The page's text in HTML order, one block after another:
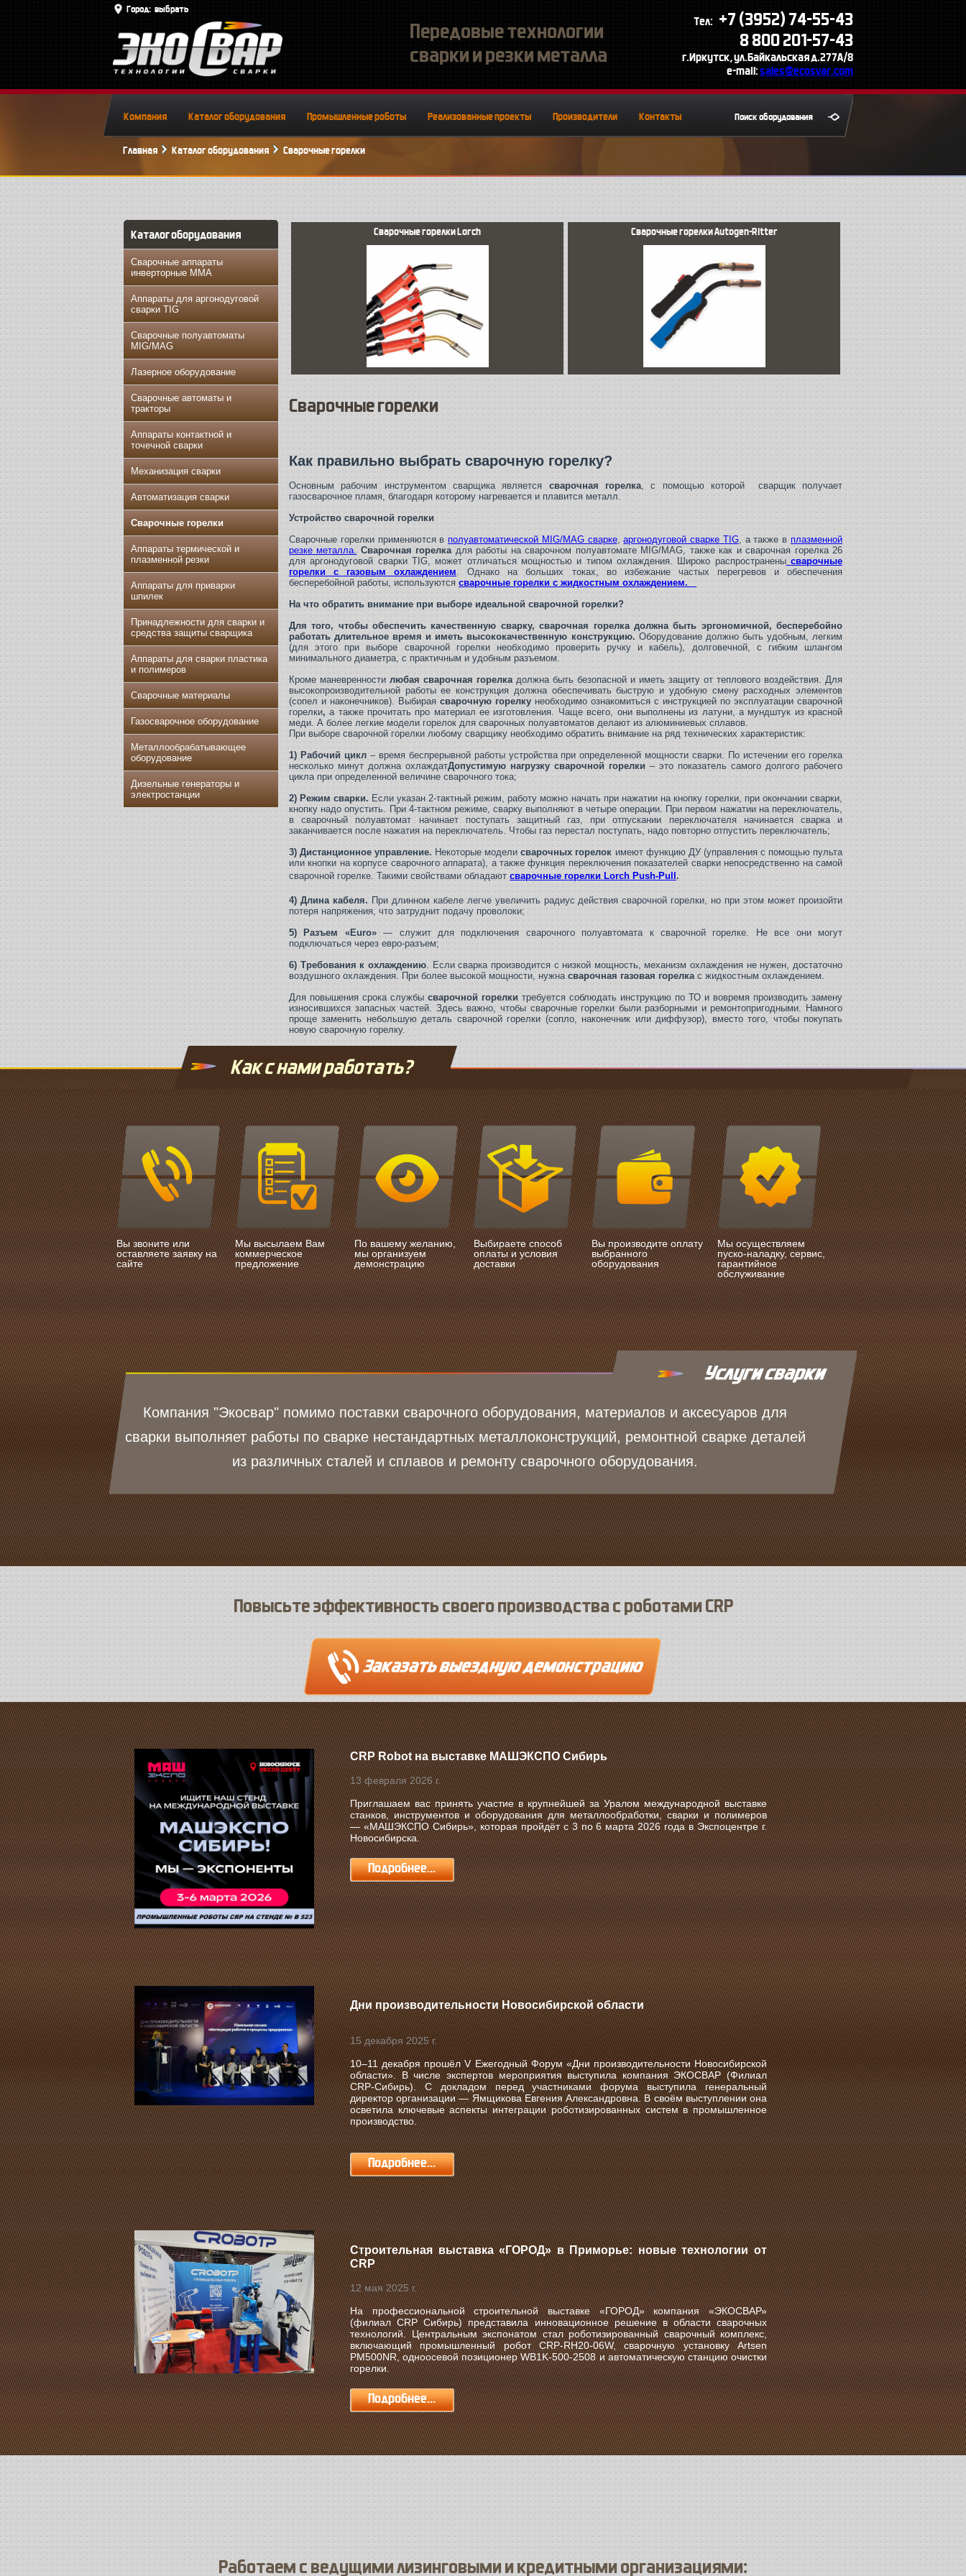
Город: выбрать
Передовые технологии
сварки и резки металла
Тел: +7 (3952) 74-55-43
8 800 201-57-43
г.Иркутск, ул.Байкальская д.277А/8
e-mail:sales@ecosvar.com
Компания Каталог оборудования Промышленные роботы Реализованные проекты Производители Контакты
Главная Каталог оборудования Сварочные горелки
Каталог оборудования
Сварочные аппараты
инверторные MMA
Аппараты для аргонодуговой
сварки TIG
Сварочные полуавтоматы
MIG/MAG
Лазерное оборудование
Сварочные автоматы и
тракторы
Аппараты контактной и
точечной сварки
Механизация сварки
Автоматизация сварки
Сварочные горелки
Аппараты термической и
плазменной резки
Аппараты для приварки
шпилек
Принадлежности для сварки и
средства защиты сварщика
Аппараты для сварки пластика
и полимеров
Сварочные материалы
Газосварочное оборудование
Металлообрабатывающее
оборудование
Дизельные генераторы и
электростанции
Сварочные горелки Lorch Сварочные горелки Autogen-Ritter
Сварочные горелки
Как правильно выбрать сварочную горелку?
Основным рабочим инструментом сварщика является сварочная горелка, с помощью которой сварщик получает
газосварочное пламя, благодаря которому нагревается и плавится металл.
Устройство сварочной горелки
Сварочные горелки применяются вполуавтоматической MIG/MAG сварке,аргонодуговой сварке TIG, а также вплазменной
резке металла. Сварочная горелка для работы на сварочном полуавтомате MIG/MAG, также как и сварочная горелка 26
для аргонодуговой сварки TIG, может отличаться мощностью и типом охлаждения. Широко распространенысварочные
горелки с газовым охлаждением. Однако на больших токах, во избежание частых перегревов и обеспечения
бесперебойной работы, используются сварочные горелки с жидкостным охлаждением.
На что обратить внимание при выборе идеальной сварочной горелки?
Для того, чтобы обеспечить качественную сварку, сварочная горелка должна быть эргономичной, бесперебойно
работать длительное время и иметь высококачественную конструкцию. Оборудование должно быть удобным, легким
(для этого при выборе сварочной горелки необходимо проверить ручку и кабель), долговечной, с гибким шлангом
минимального диаметра, с практичным и удобным разъемом.
Кроме маневренности любая сварочная горелкадолжна быть безопасной и иметь защиту от теплового воздействия. Для
высокопроизводительной работы ее конструкция должна обеспечивать быструю и удобную смену расходных элементов
(сопел и наконечников). Выбирая сварочную горелку необходимо ознакомиться с инструкцией по эксплуатации сварочной
горелки,а также прочитать про материал ее изготовления. Чаще всего, они выполнены из латуни, а мундштук из красной
меди. А более легкие модели горелок для сварочных полуавтоматов делают из алюминиевых сплавов.
При выборе сварочной горелки любому сварщику необходимо обратить внимание на ряд технических характеристик:
1) Рабочий цикл– время беспрерывной работы устройства при определенной мощности сварки. По истечении его горелка
несколько минут должна охлаждатДопустимую нагрузку сварочной горелки – это показатель самого долгого рабочего
цикла при определенной величине сварочного тока;
2) Режим сварки. Если указан 2-тактный режим, работу можно начать при нажатии на кнопку горелки, при окончании сварки,
кнопку надо опустить. При 4-тактном режиме, сварку выполняют в четыре операции. При первом нажатии на переключатель,
в сварочный полуавтомат начинает поступать защитный газ, при отпускании переключателя начинается сварка и
заканчивается после нажатия на переключатель. Чтобы газ перестал поступать, надо повторно отпустить переключатель;
3) Дистанционное управление. Некоторые моделисварочных горелок имеют функцию ДУ (управления с помощью пульта
или кнопки на корпусе сварочного аппарата), а также функция переключения показателей сварки непосредственно на самой
сварочной горелке. Такими свойствами обладают сварочные горелки Lorch Push-Pull .
4) Длина кабеля. При длинном кабеле легче увеличить радиус действия сварочной горелки, но при этом может произойти
потеря напряжения, что затруднит подачу проволоки;
5) Разъем «Euro»— служит для подключения сварочного полуавтомата к сварочной горелке. Не все они могут
подключаться через евро-разъем;
6) Требования к охлаждению. Если сварка производится с низкой мощность, механизм охлаждения не нужен, достаточно
воздушного охлаждения. При более высокой мощности, нужна сварочная газовая горелкас жидкостным охлаждением.
Для повышения срока службы сварочной горелки требуется соблюдать инструкцию по ТО и вовремя производить замену
износившихся запасных частей. Здесь важно, чтобы сварочные горелки были разборными и ремонтопригодными. Намного
проще заменить небольшую деталь сварочной горелки (сопло, наконечник или диффузор), вместо того, чтобы покупать
новую сварочную горелку.
Как с нами работать?
Вы звоните или
оставляете заявку на
сайте
Мы высылаем Вам
коммерческое
предложение
По вашему желанию,
мы организуем
демонстрацию
Выбираете способ
оплаты и условия
доставки
Вы производите оплату
выбранного
оборудования
Мы осуществляем
пуско-наладку, сервис,
гарантийное
обслуживание
Компания "Экосвар" помимо поставки сварочного оборудования, материалов и аксесуаров для
сварки выполняет работы по сварке нестандартных металлоконструкций, ремонтной сварке деталей
из различных сталей и сплавов и ремонту сварочного оборудования.
Повысьте эффективность своего производства с роботами CRP
CRP Robot на выставке МАШЭКСПО Сибирь
13 февраля 2026 г.
Приглашаем вас принять участие в крупнейшей за Уралом международной выставке
станков, инструментов и оборудования для металлообработки, сварки и полимеров
—«МАШЭКСПО Сибирь», которая пройдёт с3 по 6 марта 2026 годавЭкспоцентре г.
Новосибирска.
Подробнее...
Дни производительности Новосибирской области
15 декабря 2025 г.
10–11 декабря прошёл V Ежегодный Форум «Дни производительности Новосибирской
области».В числе экспертов мероприятия выступила компания ЭКОСВАР (Филиал
CRP‑Сибирь). С докладом перед участниками форума выступила генеральный
директор организации — Ямщикова Евгения Александровна. В своём выступлении она
осветила ключевые аспекты интеграции роботизированных систем в промышленное
производство.
Подробнее...
Строительная выставка «ГОРОД» в Приморье: новые технологии от
CRP
12 мая 2025 г.
На профессиональной строительной выставке «ГОРОД» компания «ЭКОСВАР»
(филиал CRP Сибирь) представила инновационное решение в области сварочных
технологий. Центральным экспонатом стал роботизированный сварочный комплекс,
включающий промышленный робот CRP-RH20-06W, сварочную установку Artsen
PM500NR, одноосевой позиционер WB1K-500-2508 и автоматическую станцию очистки
горелки.
Подробнее...
Работаем с ведущими лизинговыми и кредитными организациями: